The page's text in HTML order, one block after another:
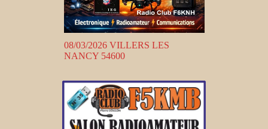
08/03/2026 VILLERS LES
NANCY 54600